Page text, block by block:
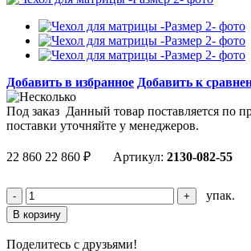
Добавить в избранное Добавить к
Под заказ Данный товар поставляется по
поставки уточняйте у менеджеров.
22 860 22 860 ₽ Артикул: 2130-082-55
упак.
Поделитесь с друзьями!